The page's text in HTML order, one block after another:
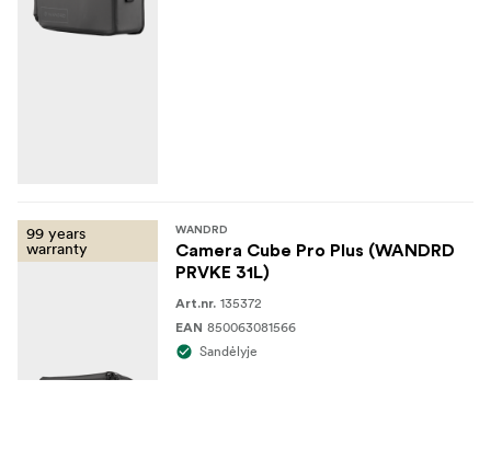
99 years
warranty
WANDRD
Camera Cube Pro Plus (WANDRD
PRVKE 31L)
Art.nr. 135372
EAN 850063081566
Sandėlyje